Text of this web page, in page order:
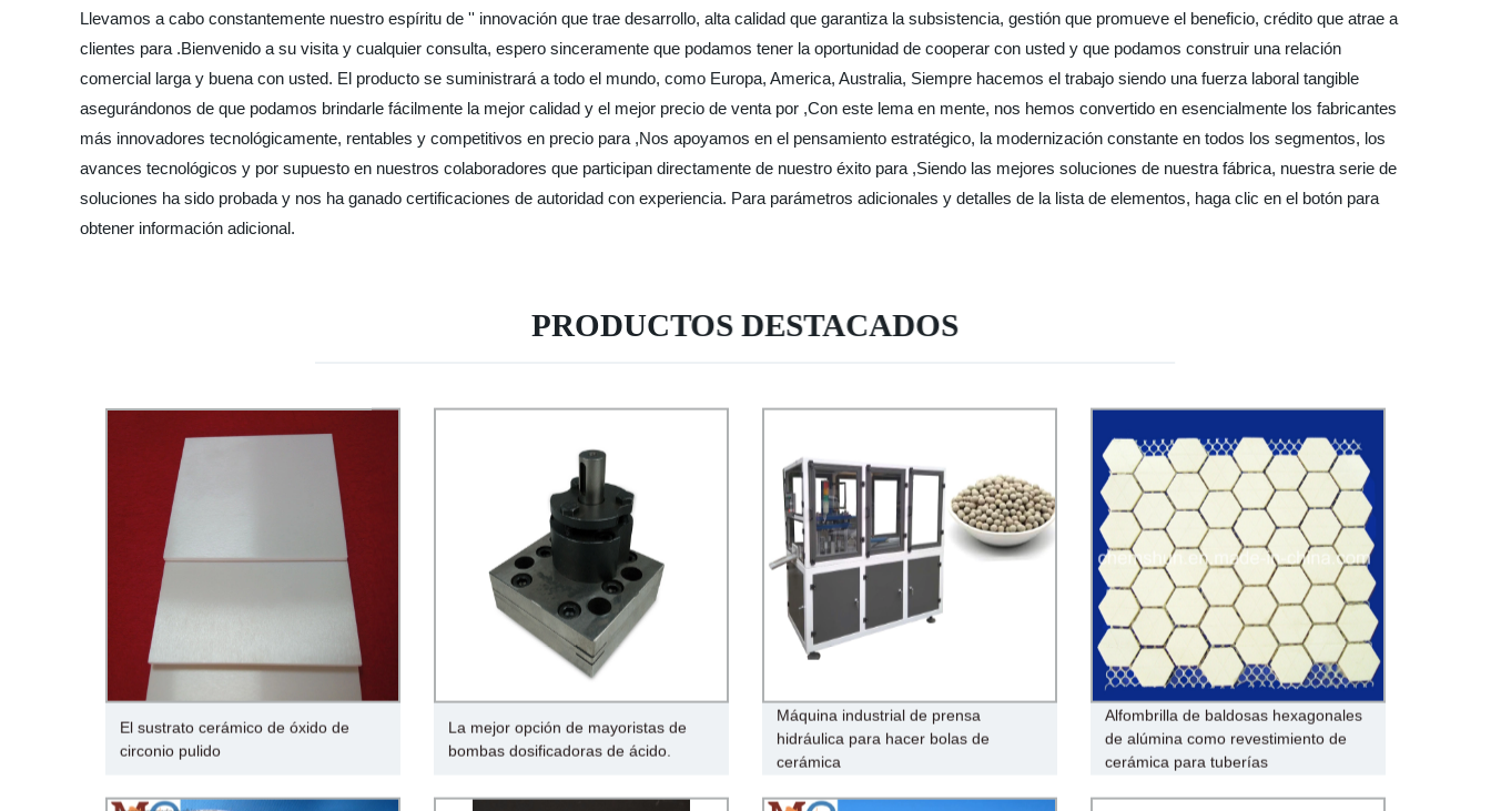
Llevamos a cabo constantemente nuestro espíritu de '' innovación que trae desarrollo, alta calidad que garantiza la subsistencia, gestión que promueve el beneficio, crédito que atrae a
clientes para .Bienvenido a su visita y cualquier consulta, espero sinceramente que podamos tener la oportunidad de cooperar con usted y que podamos construir una relación
comercial larga y buena con usted. El producto se suministrará a todo el mundo, como Europa, America, Australia, Siempre hacemos el trabajo siendo una fuerza laboral tangible
asegurándonos de que podamos brindarle fácilmente la mejor calidad y el mejor precio de venta por ,Con este lema en mente, nos hemos convertido en esencialmente los fabricantes
más innovadores tecnológicamente, rentables y competitivos en precio para ,Nos apoyamos en el pensamiento estratégico, la modernización constante en todos los segmentos, los
avances tecnológicos y por supuesto en nuestros colaboradores que participan directamente de nuestro éxito para ,Siendo las mejores soluciones de nuestra fábrica, nuestra serie de
soluciones ha sido probada y nos ha ganado certificaciones de autoridad con experiencia. Para parámetros adicionales y detalles de la lista de elementos, haga clic en el botón para
obtener información adicional.
PRODUCTOS DESTACADOS
El sustrato cerámico de óxido de
circonio pulido
La mejor opción de mayoristas de
bombas dosificadoras de ácido.
Máquina industrial de prensa
hidráulica para hacer bolas de
cerámica
Alfombrilla de baldosas hexagonales
de alúmina como revestimiento de
cerámica para tuberías